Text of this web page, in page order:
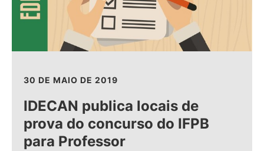
30 DE MAIO DE 2019
IDECAN publica locais de
prova do concurso do IFPB
para Professor